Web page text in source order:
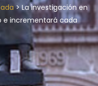
>La investigación en
e incrementará cada